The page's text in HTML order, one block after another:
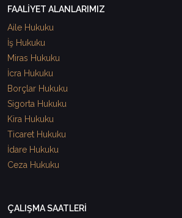
FAALİYET ALANLARIMIZ
Aile Hukuku
İş Hukuku
Miras Hukuku
İcra Hukuku
Borçlar Hukuku
Sigorta Hukuku
Kira Hukuku
Ticaret Hukuku
İdare Hukuku
Ceza Hukuku
ÇALIŞMA SAATLERİ